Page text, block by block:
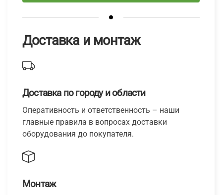
Доставка и монтаж
Доставка по городу и области
Оперативность и ответственность – наши
главные правила в вопросах доставки
оборудования до покупателя.
Монтаж